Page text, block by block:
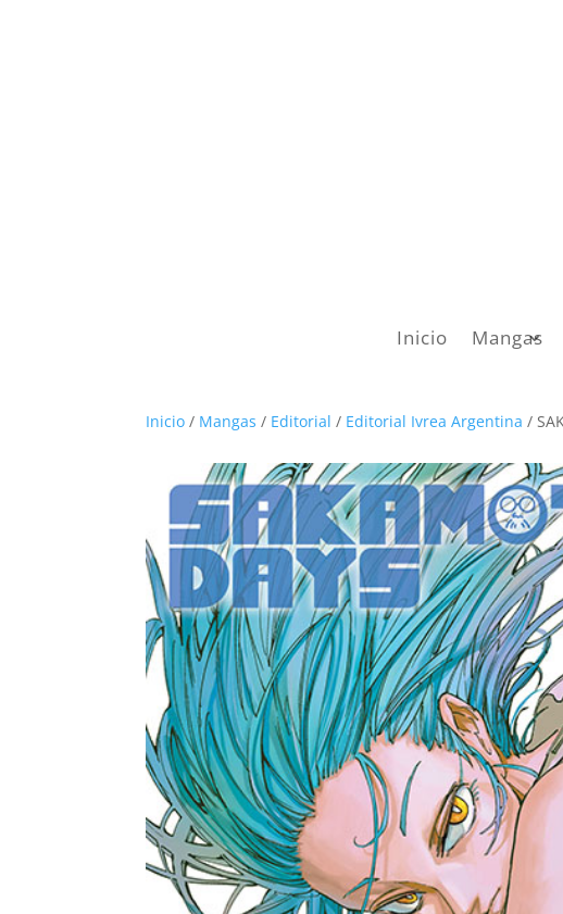
Inicio Mangas
Inicio / Mangas / Editorial / Editorial Ivrea Argentina /